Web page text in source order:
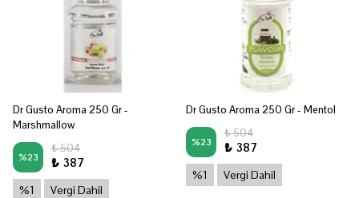
Dr Gusto Aroma 250 Gr -
Marshmallow
%23
₺ 504
₺ 387
%1 Vergi Dahil
Dr Gusto Aroma 250 Gr - Mentol
%23
₺ 504
₺ 387
%1 Vergi Dahil